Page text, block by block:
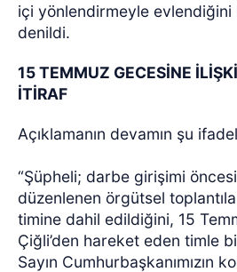
içi yönlendirmeyle evlendiğini
denildi.
15 TEMMUZ GECESİNE
İTİRAF
Açıklamanın devamın şu
“Şüpheli; darbe girişimi
düzenlenen örgütsel
timine dahil edildiğini, 15
Çiğli’den hareket eden timle
Sayın Cumhurbaşkanımızın